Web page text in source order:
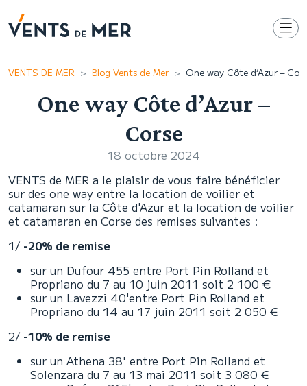
VENTS DE MER Blog Vents de Mer One way Côte d’Azur –
One way Côte d’Azur –
Corse
18 octobre 2024
VENTS de MER a le plaisir de vous faire bénéficier
sur des one way entre la location de voilier et
catamaran sur la Côte d'Azur et la location de voilier
et catamaran en Corse des remises suivantes :
1/ -20% de remise
sur un Dufour 455 entre Port Pin Rolland et
Propriano du 7 au 10 juin 2011 soit 2 100 €
sur un Lavezzi 40'entre Port Pin Rolland et
Propriano du 14 au 17 juin 2011 soit 2 050 €
2/ -10% de remise
sur un Athena 38' entre Port Pin Rolland et
Solenzara du 7 au 13 mai 2011 soit 3 080 €